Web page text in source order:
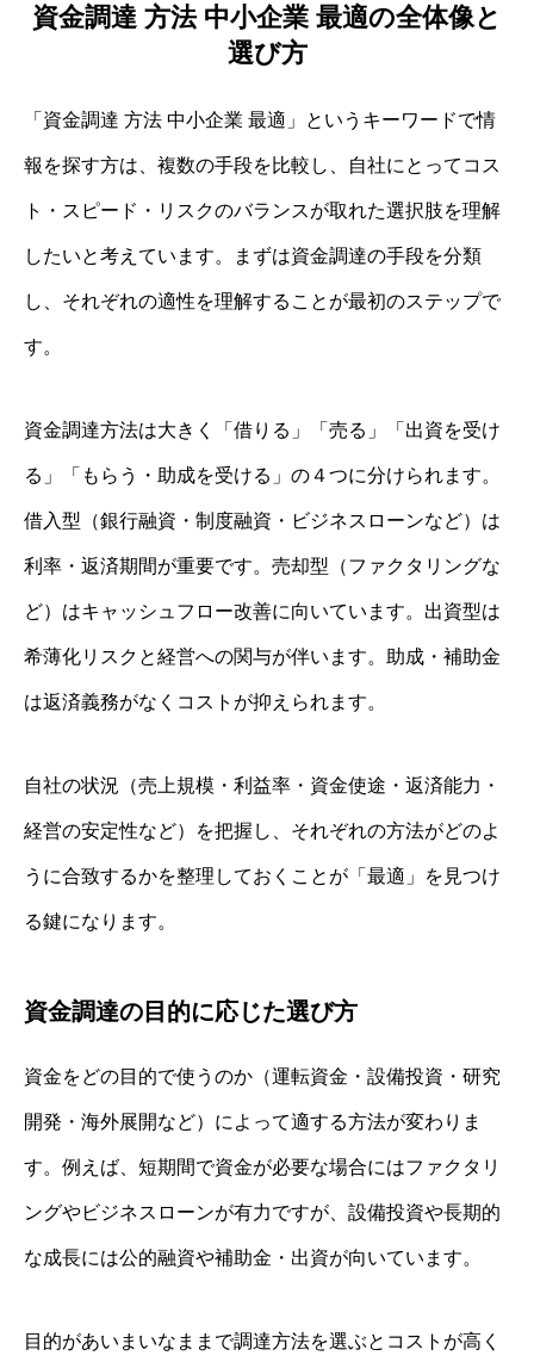
資金調達 方法 中小企業 最適の全体像と
選び方
「資金調達 方法 中小企業 最適」というキーワードで情
報を探す方は、複数の手段を比較し、自社にとってコス
ト・スピード・リスクのバランスが取れた選択肢を理解
したいと考えています。まずは資金調達の手段を分類
し、それぞれの適性を理解することが最初のステップで
す。
資金調達方法は大きく「借りる」「売る」「出資を受け
る」「もらう・助成を受ける」の４つに分けられます。
借入型（銀行融資・制度融資・ビジネスローンなど）は
利率・返済期間が重要です。売却型（ファクタリングな
ど）はキャッシュフロー改善に向いています。出資型は
希薄化リスクと経営への関与が伴います。助成・補助金
は返済義務がなくコストが抑えられます。
自社の状況（売上規模・利益率・資金使途・返済能力・
経営の安定性など）を把握し、それぞれの方法がどのよ
うに合致するかを整理しておくことが「最適」を見つけ
る鍵になります。
資金調達の目的に応じた選び方
資金をどの目的で使うのか（運転資金・設備投資・研究
開発・海外展開など）によって適する方法が変わりま
す。例えば、短期間で資金が必要な場合にはファクタリ
ングやビジネスローンが有力ですが、設備投資や長期的
な成長には公的融資や補助金・出資が向いています。
目的があいまいなままで調達方法を選ぶとコストが高く